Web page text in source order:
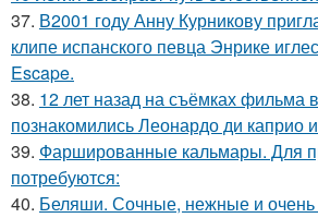
37. В2001 году Анну Курникову
клипе испанского певца Энрике
Escape.
38. 12 лет назад на съёмках фильма
познакомились Леонардо ди каприо
39. Фаршированные кальмары. Для
потребуются:
40. Беляши. Сочные, нежные и